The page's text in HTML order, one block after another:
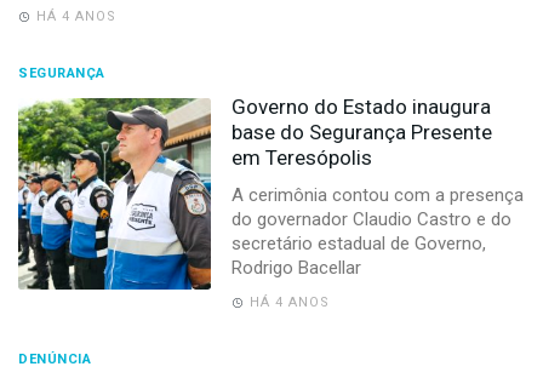
HÁ 4 ANOS
SEGURANÇA
Governo do Estado inaugura
base do Segurança Presente
em Teresópolis
A cerimônia contou com a presença
do governador Claudio Castro e do
secretário estadual de Governo,
Rodrigo Bacellar
HÁ 4 ANOS
DENÚNCIA